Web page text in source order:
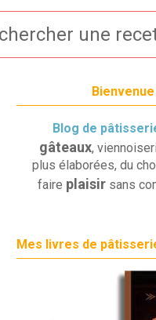
Blog de
gâteaux,
plus élaborées, du
faire plaisir sans
Mes livres de